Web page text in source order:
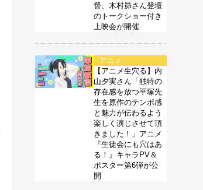
督、木村昴さん登壇
のトークショー付き
上映会が開催
アニメ
【アニメ生穴る】内
山夕実さん「独特の
存在感を放つ平塚先
生を原作のテンポ感
と魅力が伝わるよう
楽しく演じさせて頂
きました！」アニメ
『生徒会にも穴はあ
る！』キャラPV＆
ポスター第6弾が公
開